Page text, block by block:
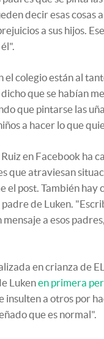
decir esas cosas
a sus hijos.
el colegio están al
que se habían
que pintarse las
a hacer lo que
en Facebook ha
que atraviesan
el post. También hay
de Luken.
a esos
en crianza de
Lukenen primera
insulten a otros por
que es normal".